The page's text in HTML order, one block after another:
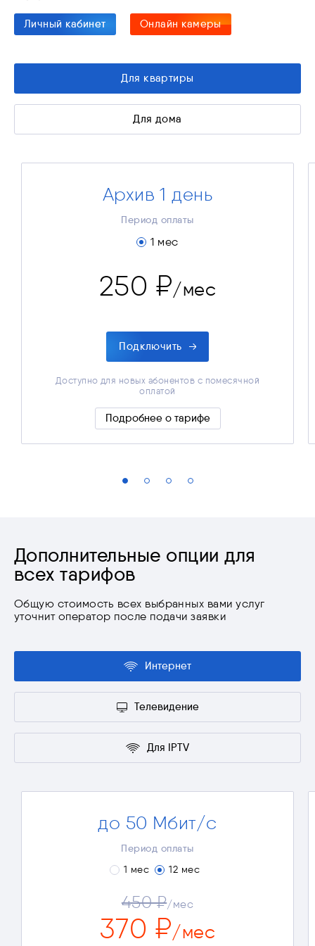
Личный кабинет Онлайн камеры
Для квартиры
Для дома
Архив 1 день
Период оплаты
1 мес
250 ₽/мес
Подключить
Доступно для новых абонентов с помесячной
оплатой
Подробнее о тарифе
Видеонаблюдение «Архив 1 день»
Тариф для одной камеры
Скрыть подробности
Дополнительные опции для
всех тарифов
Общую стоимость всех выбранных вами услуг
уточнит оператор после подачи заявки
Интернет
Телевидение
Для IPTV
до 50 Мбит/с
Период оплаты
1 мес 12 мес
450 ₽/мес
370 ₽/мес
Просмотр видео в Full HD
Окончательная стоимость тарифа зависит от